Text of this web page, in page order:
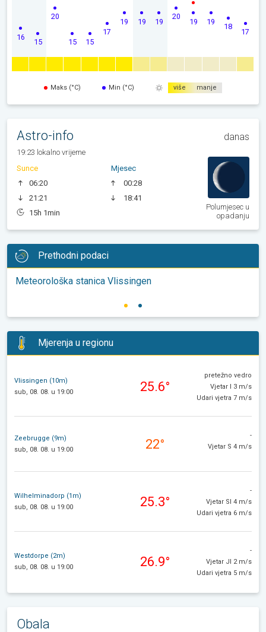
16
15
20
15 15
17
19 19 19
20
19 19
18
17
Maks (°C) Min (°C) više manje
Astro-info danas
19:23 lokalno vrijeme
Sunce
06:20
21:21
15h 1min
Mjesec
00:28
18:41
Polumjesec u
opadanju
Prethodni podaci
Meteorološka stanica Vlissingen
Mjerenja u regionu
Vlissingen (10m)
sub, 08. 08. u 19:00
25.6°
pretežno vedro
Vjetar I 3 m/s
Udari vjetra 7 m/s
Zeebrugge (9m)
sub, 08. 08. u 19:00
22°
-
Vjetar S 4 m/s
Wilhelminadorp (1m)
sub, 08. 08. u 19:00
25.3°
-
Vjetar SI 4 m/s
Udari vjetra 6 m/s
Westdorpe (2m)
sub, 08. 08. u 19:00
26.9°
-
Vjetar JI 2 m/s
Udari vjetra 5 m/s
Obala